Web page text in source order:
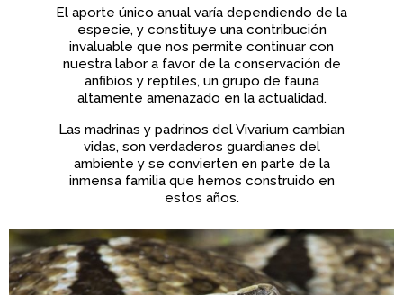
El aporte único anual varía dependiendo de la
especie, y constituye una contribución
invaluable que nos permite continuar con
nuestra labor a favor de la conservación de
anfibios y reptiles, un grupo de fauna
altamente amenazado en la actualidad.
Las madrinas y padrinos del Vivarium cambian
vidas, son verdaderos guardianes del
ambiente y se convierten en parte de la
inmensa familia que hemos construido en
estos años.